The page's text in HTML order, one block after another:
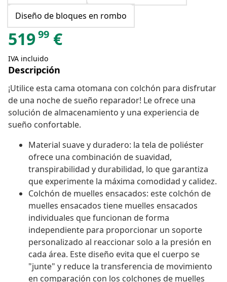
Diseño de bloques en rombo
51999 €
IVA incluido
Descripción
¡Utilice esta cama otomana con colchón para disfrutar
de una noche de sueño reparador! Le ofrece una
solución de almacenamiento y una experiencia de
sueño confortable.
Material suave y duradero: la tela de poliéster
ofrece una combinación de suavidad,
transpirabilidad y durabilidad, lo que garantiza
que experimente la máxima comodidad y calidez.
Colchón de muelles ensacados: este colchón de
muelles ensacados tiene muelles ensacados
individuales que funcionan de forma
independiente para proporcionar un soporte
personalizado al reaccionar solo a la presión en
cada área. Este diseño evita que el cuerpo se
"junte" y reduce la transferencia de movimiento
en comparación con los colchones de muelles